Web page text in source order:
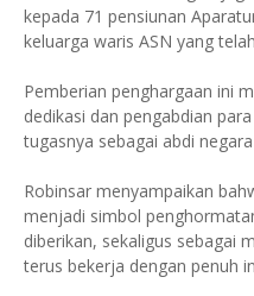
kepada 71 pensiunan
keluarga waris ASN yang
Pemberian penghargaan ini
dedikasi dan pengabdian
tugasnya sebagai abdi
Robinsar menyampaikan
menjadi simbol
diberikan, sekaligus sebagai
terus bekerja dengan penuh